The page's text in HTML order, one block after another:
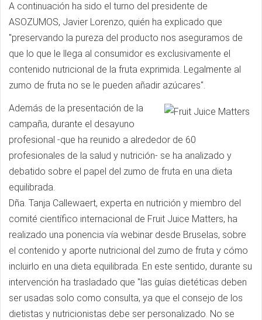
A continuación ha sido el turno del presidente de
ASOZUMOS, Javier Lorenzo, quién ha explicado que
"preservando la pureza del producto nos aseguramos de
que lo que le llega al consumidor es exclusivamente el
contenido nutricional de la fruta exprimida. Legalmente al
zumo de fruta no se le pueden añadir azúcares".
Además de la presentación de la
campaña, durante el desayuno
profesional -que ha reunido a alrededor de 60
profesionales de la salud y nutrición- se ha analizado y
debatido sobre el papel del zumo de fruta en una dieta
equilibrada.
Dña. Tanja Callewaert, experta en nutrición y miembro del
comité científico internacional de Fruit Juice Matters, ha
realizado una ponencia vía webinar desde Bruselas, sobre
el contenido y aporte nutricional del zumo de fruta y cómo
incluirlo en una dieta equilibrada. En este sentido, durante su
intervención ha trasladado que "las guías dietéticas deben
ser usadas solo como consulta, ya que el consejo de los
dietistas y nutricionistas debe ser personalizado. No se